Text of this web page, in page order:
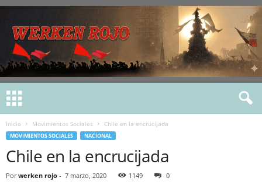
Inicio Movimientos Sociales Chile en la encrucijada
MOVIMIENTOS SOCIALES NACIONAL
Chile en la encrucijada
Por werken rojo - 7 marzo, 2020 1149 0